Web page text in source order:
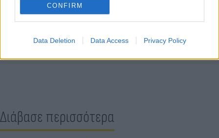
CONFIRM
Data Deletion Data Access Privacy Policy
Κάνε κλικ και δες περισσότερο
Διάβασε περισσότερα